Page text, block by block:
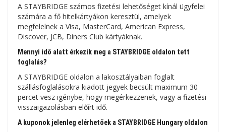
A STAYBRIDGE számos fizetési lehetőséget kínál ügyfelei
számára a fő hitelkártyákon keresztül, amelyek
megfelelnek a Visa, MasterCard, American Express,
Discover, JCB, Diners Club kártyáknak.
Mennyi idő alatt érkezik meg a STAYBRIDGE oldalon tett
foglalás?
A STAYBRIDGE oldalon a lakosztályaiban foglalt
szállásfoglalásokra kiadott jegyek becsült maximum 30
percet vesz igénybe, hogy megérkezzenek, vagy a fizetési
visszaigazolásban előírt idő.
A kuponok jelenleg elérhetőek a STAYBRIDGE Hungary oldalon